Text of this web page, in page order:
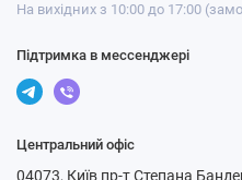
На вихідних з 10:00 до 17:00
Підтримка в мессенджері
Центральний офіс
04073, Київ пр-т Степана